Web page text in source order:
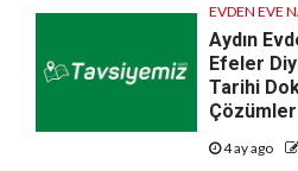
EVDEN EVE
Aydın
Efeler
Tarihi
Çözümler
4 ay ago